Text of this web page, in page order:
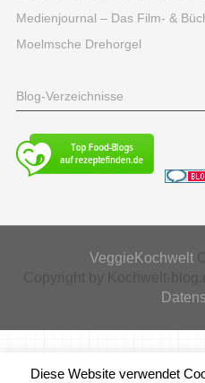
Medienjournal – Das Film- &
Moelmsche Drehorgel
Blog-Verzeichnisse
VeggieKochwelt
Diese Website verwendet